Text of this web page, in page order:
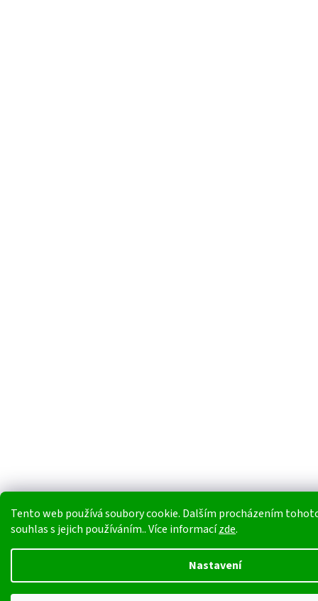
Tento web používá soubory cookie. Dalším procházením
souhlas s jejich používáním.. Více informacízde.
Nastavení